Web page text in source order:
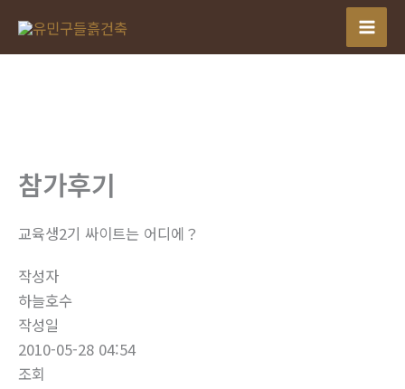
츠
참가후기
교육생2기 싸이트는 어디에？
작성자
하늘호수
작성일
2010-05-28 04:54
조회